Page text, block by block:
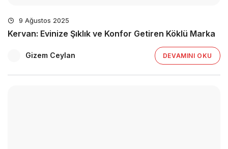
9 Ağustos 2025
Kervan: Evinize Şıklık ve Konfor Getiren Köklü Marka
Gizem Ceylan DEVAMINI OKU